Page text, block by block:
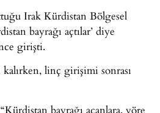
Irak Kürdistan Bölgesel
bayrağı açtılar’ diye
girişti.
kalırken, linç girişimi sonrası
bayrağı açanlara, yöre